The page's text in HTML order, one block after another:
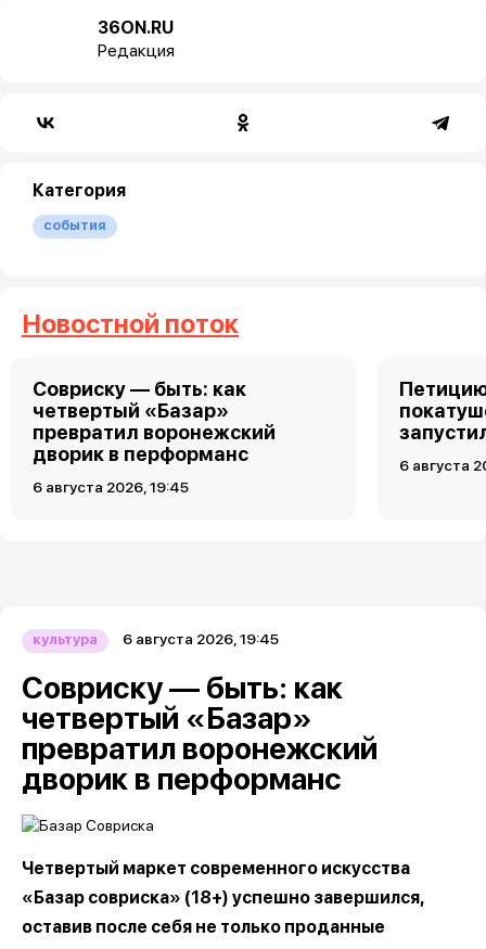
36ON.RU
Редакция
Категория
события
Новостной поток
Совриску — быть: как
четвертый «Базар»
превратил воронежский
дворик в перформанс
6 августа 2026, 19:45
6 августа
культура 6 августа 2026, 19:45
Совриску — быть: как
четвертый «Базар»
превратил воронежский
дворик в перформанс
Четвертый маркет современного искусства
«Базар совриска» (18+) успешно завершился,
оставив после себя не только проданные